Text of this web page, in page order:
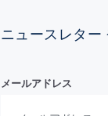
ニュースレター
メールアドレス